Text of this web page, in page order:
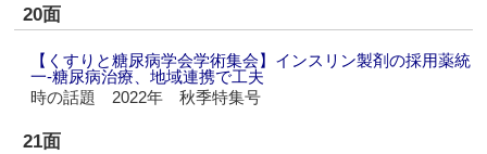
20面
【くすりと糖尿病学会学術集会】インスリン製剤の採用薬統
一‐糖尿病治療、地域連携で工夫
時の話題 2022年 秋季特集号
21面